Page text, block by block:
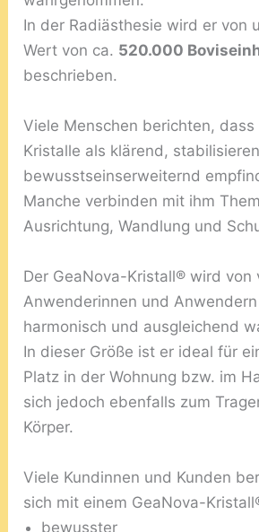
In der Radiästhesie wird er von
Wert von ca. 520.000
beschrieben.
Viele Menschen berichten, dass
Kristalle als klärend,
bewusstseinserweiternd
Manche verbinden mit ihm
Ausrichtung, Wandlung und
Der GeaNova-Kristall® wird von
Anwenderinnen und
harmonisch und ausgleichend
In dieser Größe ist er ideal für
Platz in der Wohnung bzw. im
sich jedoch ebenfalls zum
Körper.
Viele Kundinnen und Kunden
sich mit einem GeaNova-
bewusster